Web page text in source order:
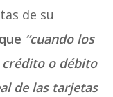
de su
“cuando los
o débito
de las tarjetas